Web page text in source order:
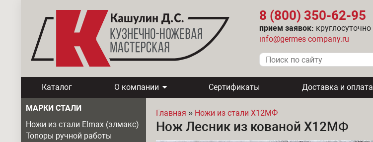
8 (800) 350-62-95
прием заявок: круглосуточно
info@germes-company.ru
Каталог О компании Сертификаты Доставка и оплата
МАРКИ СТАЛИ
Ножи из стали Elmax (элмакс)
Топоры ручной работы
Вы здесь
Главная » Ножи из стали Х12МФ
Нож Лесник из кованой Х12МФ